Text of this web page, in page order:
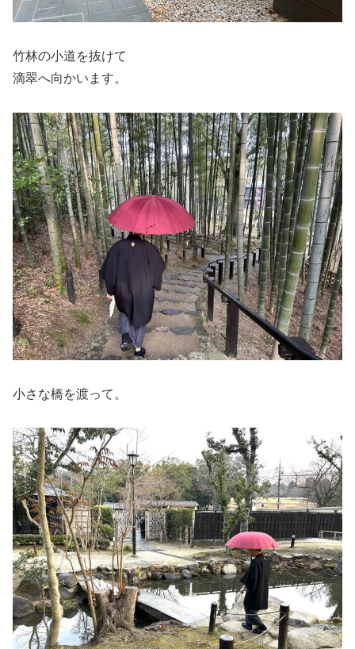
竹林の小道を抜けて
滴翠へ向かいます。
小さな橋を渡って。